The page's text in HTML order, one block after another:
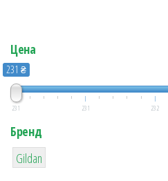
Цена
231 ₴
231 231 232
Бренд
12
Gildan